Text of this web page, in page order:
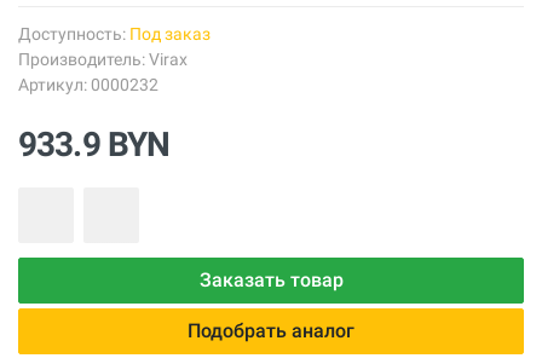
Доступность: Под заказ
Производитель:Virax
Артикул: 0000232
933.9 BYN
Заказать товар
Подобрать аналог